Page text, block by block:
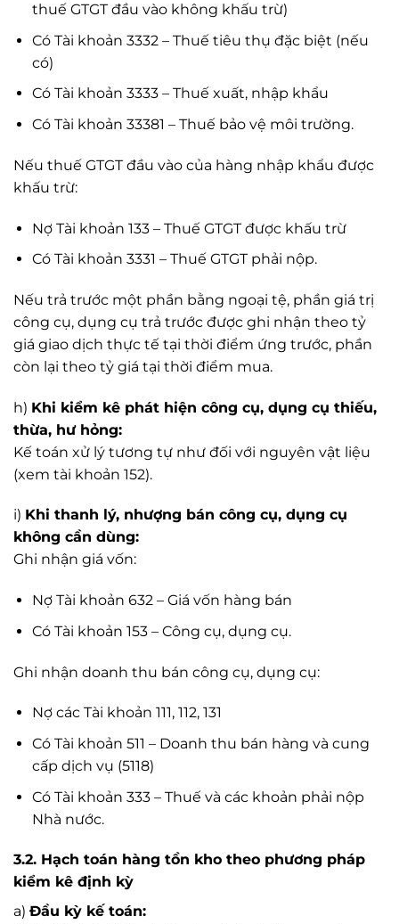
thuế GTGT đầu vào không khấu trừ)
Có Tài khoản 3332 – Thuế tiêu thụ đặc biệt (nếu
có)
Có Tài khoản 3333 – Thuế xuất, nhập khẩu
Có Tài khoản 33381 – Thuế bảo vệ môi trường.
Nếu thuế GTGT đầu vào của hàng nhập khẩu được
khấu trừ:
Nợ Tài khoản 133 – Thuế GTGT được khấu trừ
Có Tài khoản 3331 – Thuế GTGT phải nộp.
Nếu trả trước một phần bằng ngoại tệ, phần giá trị
công cụ, dụng cụ trả trước được ghi nhận theo tỷ
giá giao dịch thực tế tại thời điểm ứng trước, phần
còn lại theo tỷ giá tại thời điểm mua.
h) Khi kiểm kê phát hiện công cụ, dụng cụ thiếu,
thừa, hư hỏng:
Kế toán xử lý tương tự như đối với nguyên vật liệu
(xem tài khoản 152).
i) Khi thanh lý, nhượng bán công cụ, dụng cụ
không cần dùng:
Ghi nhận giá vốn:
Nợ Tài khoản 632 – Giá vốn hàng bán
Có Tài khoản 153 – Công cụ, dụng cụ.
Ghi nhận doanh thu bán công cụ, dụng cụ:
Nợ các Tài khoản 111, 112, 131
Có Tài khoản 511 – Doanh thu bán hàng và cung
cấp dịch vụ (5118)
Có Tài khoản 333 – Thuế và các khoản phải nộp
Nhà nước.
3.2. Hạch toán hàng tồn kho theo phương pháp
kiểm kê định kỳ
a) Đầu kỳ kế toán: